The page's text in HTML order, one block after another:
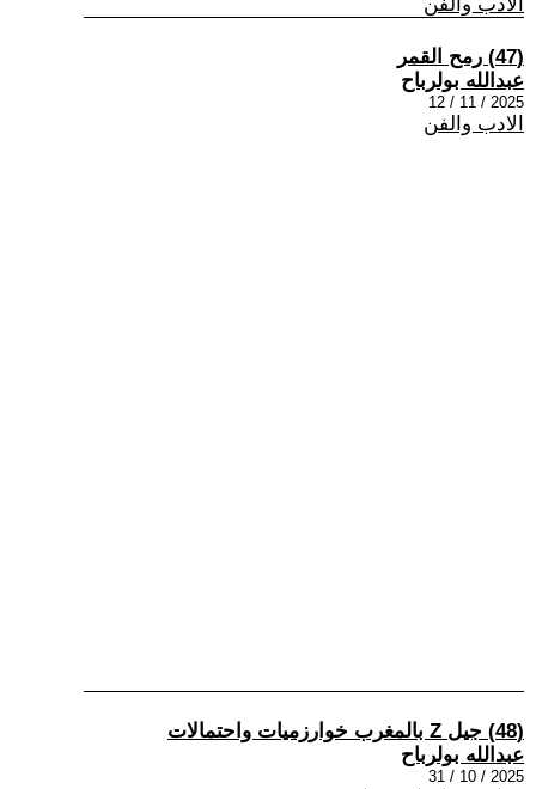
(47) رمح القمر
عبدالله بولرباح
2025 / 11 / 12
الادب والفن
(48) جيل Z بالمغرب خوارزميات واحتمالات
عبدالله بولرباح
2025 / 10 / 31